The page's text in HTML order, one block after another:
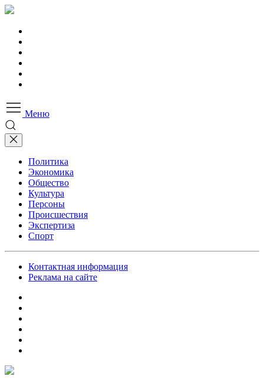
Меню
Политика
Экономика
Общество
Культура
Персоны
Происшествия
Экспертиза
Спорт
Контактная информация
Реклама на сайте